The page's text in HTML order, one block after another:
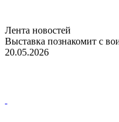
Лента новостей
Выставка познакомит с
20.05.2026